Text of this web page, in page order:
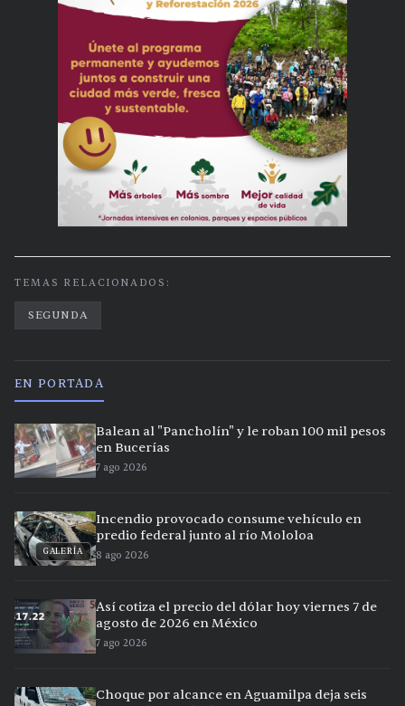
TEMAS RELACIONADOS:
SEGUNDA
EN PORTADA
Balean al "Pancholín" y le roban 100 mil pesos
en Bucerías
7 ago 2026
GALERÍA
Incendio provocado consume vehículo en
predio federal junto al río Mololoa
8 ago 2026
Así cotiza el precio del dólar hoy viernes 7 de
agosto de 2026 en México
7 ago 2026
Choque por alcance en Aguamilpa deja seis